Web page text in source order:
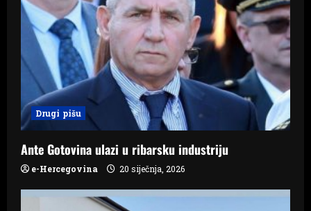
a
t
o
n
Drugi pišu
Ante Gotovina ulazi u ribarsku industriju
e-Hercegovina 20 siječnja, 2026